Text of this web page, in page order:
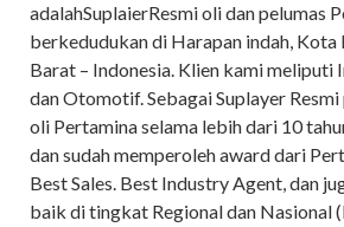
adalahSuplaierResmi oli dan pelumas
berkedudukan di Harapan indah, Kota
Barat – Indonesia. Klien kami meliputi
dan Otomotif. Sebagai Suplayer Resmi
oli Pertamina selama lebih dari 10
dan sudah memperoleh award dari
Best Sales. Best Industry Agent, dan
baik di tingkat Regional dan Nasional